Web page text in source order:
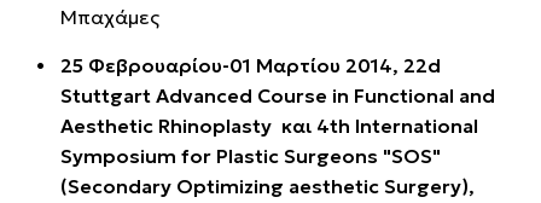
Μπαχάμες
25 Φεβρουαρίου-01 Μαρτίου 2014, 22d
Stuttgart Advanced Course in Functional and
Aesthetic Rhinoplasty και 4th International
Symposium for Plastic Surgeons "SOS"
(Secondary Optimizing aesthetic Surgery),